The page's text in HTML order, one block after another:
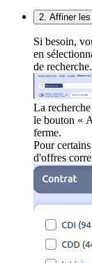
2. Affiner
Si besoin,
en
de recherche.
La
le bouton «
ferme.
Pour
d'offres